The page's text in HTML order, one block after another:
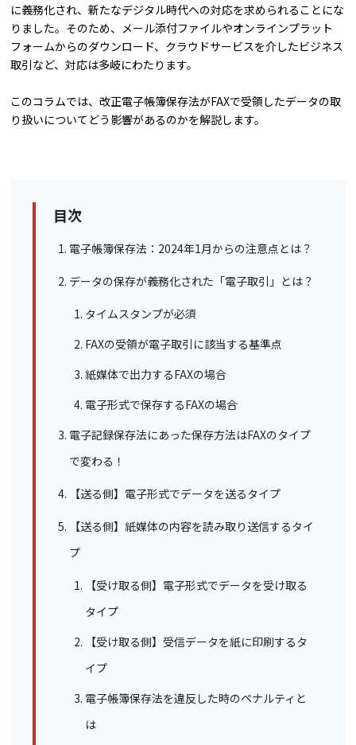
に義務化され、新たなデジタル時代への対応を求められることにな
りました。そのため、メール添付ファイルやオンラインプラット
フォームからのダウンロード、クラウドサービスを介したビジネス
取引など、対応は多岐にわたります。
このコラムでは、改正電子帳簿保存法がFAXで受領したデータの取
り扱いについてどう影響があるのかを解説します。
目次
電子帳簿保存法：2024年1月からの注意点とは？
データの保存が義務化された「電子取引」とは？
タイムスタンプが必須
FAXの受領が電子取引に該当する基準点
紙媒体で出力するFAXの場合
電子形式で保存するFAXの場合
電子記録保存法にあった保存方法はFAXのタイプ
で変わる！
【送る側】電子形式でデータを送るタイプ
【送る側】紙媒体の内容を読み取り送信するタイ
プ
【受け取る側】電子形式でデータを受け取る
タイプ
【受け取る側】受信データを紙に印刷するタ
イプ
電子帳簿保存法を違反した時のペナルティと
は